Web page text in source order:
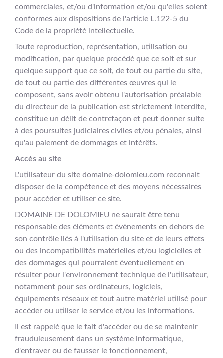
commerciales, et/ou d'information et/ou qu'elles soient
conformes aux dispositions de l'article L.122-5 du
Code de la propriété intellectuelle.
Toute reproduction, représentation, utilisation ou
modification, par quelque procédé que ce soit et sur
quelque support que ce soit, de tout ou partie du site,
de tout ou partie des différentes œuvres qui le
composent, sans avoir obtenu l'autorisation préalable
du directeur de la publication est strictement interdite,
constitue un délit de contrefaçon et peut donner suite
à des poursuites judiciaires civiles et/ou pénales, ainsi
qu'au paiement de dommages et intérêts.
Accès au site
L'utilisateur du site domaine-dolomieu.com reconnait
disposer de la compétence et des moyens nécessaires
pour accéder et utiliser ce site.
DOMAINE DE DOLOMIEU ne saurait être tenu
responsable des éléments et évènements en dehors de
son contrôle liés à l'utilisation du site et de leurs effets
ou des incompatibilités matérielles et/ou logicielles et
des dommages qui pourraient éventuellement en
résulter pour l'environnement technique de l'utilisateur,
notamment pour ses ordinateurs, logiciels,
équipements réseaux et tout autre matériel utilisé pour
accéder ou utiliser le service et/ou les informations.
Il est rappelé que le fait d'accéder ou de se maintenir
frauduleusement dans un système informatique,
d'entraver ou de fausser le fonctionnement,